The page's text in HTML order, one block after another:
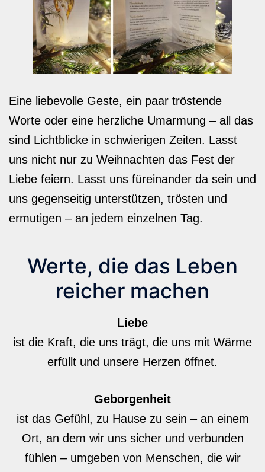
Eine liebevolle Geste, ein paar tröstende
Worte oder eine herzliche Umarmung – all das
sind Lichtblicke in schwierigen Zeiten. Lasst
uns nicht nur zu Weihnachten das Fest der
Liebe feiern. Lasst uns füreinander da sein und
uns gegenseitig unterstützen, trösten und
ermutigen – an jedem einzelnen Tag.
Werte, die das Leben
reicher machen
Liebe
ist die Kraft, die uns trägt, die uns mit Wärme
erfüllt und unsere Herzen öffnet.
Geborgenheit
ist das Gefühl, zu Hause zu sein – an einem
Ort, an dem wir uns sicher und verbunden
fühlen – umgeben von Menschen, die wir